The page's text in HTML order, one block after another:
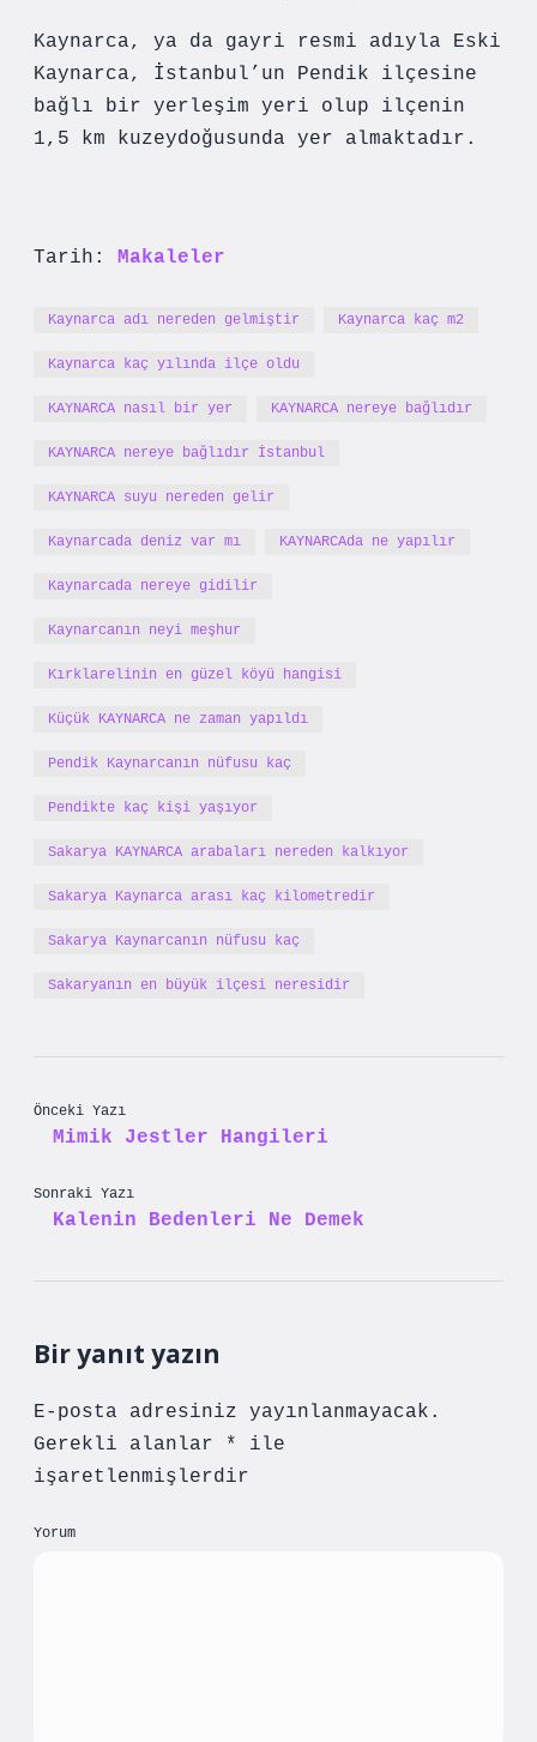
Kaynarca, ya da gayri resmi adıyla Eski
Kaynarca, İstanbul’un Pendik ilçesine
bağlı bir yerleşim yeri olup ilçenin
1,5 km kuzeydoğusunda yer almaktadır.
Tarih: Makaleler
Kaynarca adı nereden gelmiştir Kaynarca kaç m2
Kaynarca kaç yılında ilçe oldu
KAYNARCA nasıl bir yer KAYNARCA nereye bağlıdır
KAYNARCA nereye bağlıdır İstanbul
KAYNARCA suyu nereden gelir
Kaynarcada deniz var mı KAYNARCAda ne yapılır
Kaynarcada nereye gidilir
Kaynarcanın neyi meşhur
Kırklarelinin en güzel köyü hangisi
Küçük KAYNARCA ne zaman yapıldı
Pendik Kaynarcanın nüfusu kaç
Pendikte kaç kişi yaşıyor
Sakarya KAYNARCA arabaları nereden kalkıyor
Sakarya Kaynarca arası kaç kilometredir
Sakarya Kaynarcanın nüfusu kaç
Sakaryanın en büyük ilçesi neresidir
Önceki Yazı
Mimik Jestler Hangileri
Sonraki Yazı
Kalenin Bedenleri Ne Demek
Bir yanıt yazın
E-posta adresiniz yayınlanmayacak.
Gerekli alanlar
*
ile
işaretlenmişlerdir
Yorum